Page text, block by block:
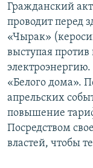
ТОҶИКӢ
TÜRKMENÇE
Все сайты
Гражданский
проводит перед
«Чырак»
выступая
«Белого дома».
апрельских
повышение
Посредством
властей, чтобы